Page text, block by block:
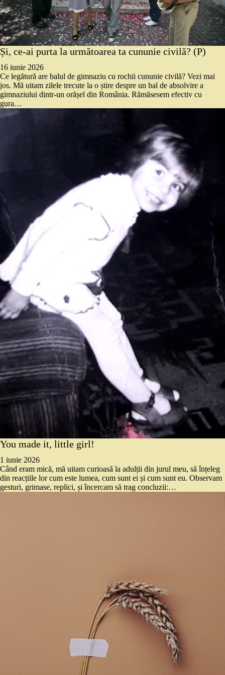
Și, ce-ai purta la următoarea ta cununie civilă? (P)
16 iunie 2026
Ce legătură are balul de gimnaziu cu rochii cununie civilă? Vezi mai
jos. Mă uitam zilele trecute la o știre despre un bal de absolvire a
gimnaziului dintr-un orășel din România. Rămăsesem efectiv cu
gura…
You made it, little girl!
1 iunie 2026
Când eram mică, mă uitam curioasă la adulții din jurul meu, să înțeleg
din reacțiile lor cum este lumea, cum sunt ei și cum sunt eu. Observam
gesturi, grimase, replici, și încercam să trag concluzii:…